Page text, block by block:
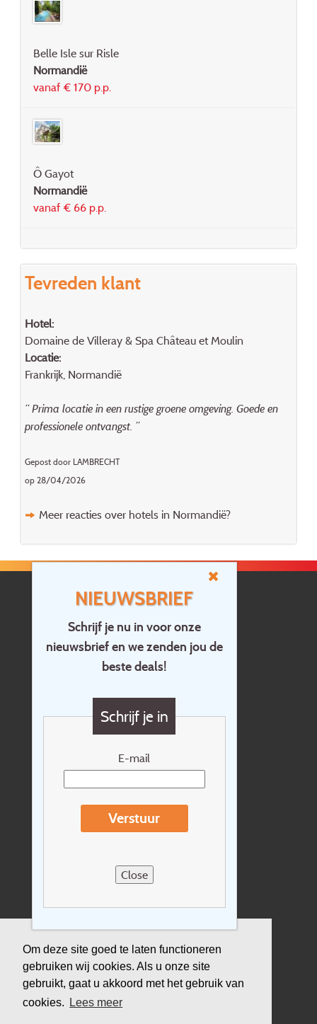
Om deze site goed te laten functioneren
gebruiken wij cookies. Als u onze site
gebruikt, gaat u akkoord met het gebruik van
cookies.
Lees meer
NIEUWSBRIEF
Schrijf je nu in voor onze
nieuwsbrief en we zenden jou de
beste deals!
Schrijf je in
E-mail
Verstuur
Close
Belle Isle sur Risle
Normandië
vanaf € 170 p.p.
Ô Gayot
Normandië
vanaf € 66 p.p.
Tevreden klant
Hotel:
Domaine de Villeray & Spa Château et Moulin
Locatie:
Frankrijk, Normandië
“ Prima locatie in een rustige groene omgeving. Goede en
professionele ontvangst. ”
Gepost door LAMBRECHT
op 28/04/2026
Meer reacties over hotels in Normandië?
Home
Contact
Vragen?
Cadeaubon
Nieuwsbrief
Reisvoorwaarden
Sitemap
Verzekering
Duurzaamheid